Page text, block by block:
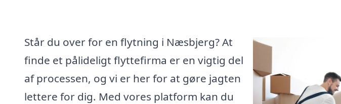
Står du over for en flytning i Næsbjerg? At
finde et pålideligt flyttefirma er en vigtig del
af processen, og vi er her for at gøre jagten
lettere for dig. Med vores platform kan du